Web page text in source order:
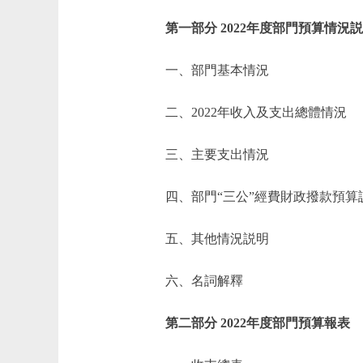
第一部分 2022年度部門預算情況
一、部門基本情況
二、2022年收入及支出總體情況
三、主要支出情況
四、部門“三公”經費財政撥款預算
五、其他情況説明
六、名詞解釋
第二部分 2022年度部門預算報表